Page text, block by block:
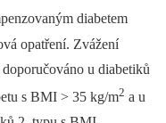
diabetem
opatření. Zvážení
u diabetiků
s BMI > 35 kg/m2 a u